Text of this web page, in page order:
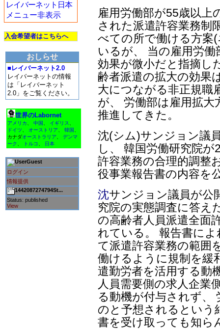
レイバーネット日本
メニュー非表示
入会希望者はこちらへ
おしらせ
■レイバーネット2.0
レイバーネットの情報
は「レイバーネット
2.0」をご覧ください。
世界のLabornet
アメリカ 中国 イギリス
ドイツ
オーストリア 韓国
カナダオーストラリア
デンマ
ーク
トルコ 日本
Guest
ログイン
情報提供
1442087274794St...
Status: published
View
雇用労働部が55歳以上
された派遣許容業務制
べての所で働ける方案
いるが、 当の雇用労
効果が微小だと指摘し
齢者派遣の拡大の効果
大につながる非正規職
が、 労働部は雇用拡
推進してきた。
沈(シム)サンジョン議
し、 韓国労働研究院
許容業務の合理的調整
役事業報告書の内容を
沈サンジョン議員が公
究院の実態調査に答え
の高齢者人員派遣全面
れている。 報告書に
て派遣許容業務の範囲
働けるように規制を緩
遣勤労者を活用する動
人員需要側の求人企業
る動機が付与されず、
のと予想されるという
書を受け取っても知ら